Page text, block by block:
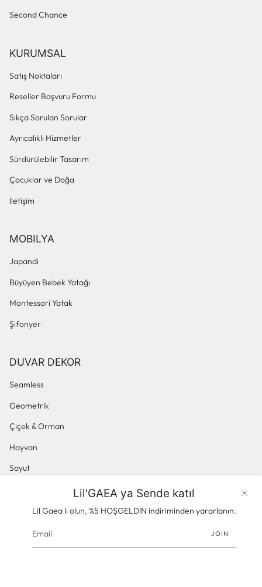
Ürünler
Lil'GAEA ya Sende katıl
Lil Gaea lı olun, %5 HOŞGELDİN indiriminden yararlanın.
JOIN
Second Chance
KURUMSAL
Satış Noktaları
Reseller Başvuru Formu
Sıkça Sorulan Sorular
Ayrıcalıklı Hizmetler
Sürdürülebilir Tasarım
Çocuklar ve Doğa
İletişim
MOBILYA
Japandi
Büyüyen Bebek Yatağı
Montessori Yatak
Şifonyer
DUVAR DEKOR
Seamless
Geometrik
Çiçek & Orman
Hayvan
Soyut
Panoramik & Manzara